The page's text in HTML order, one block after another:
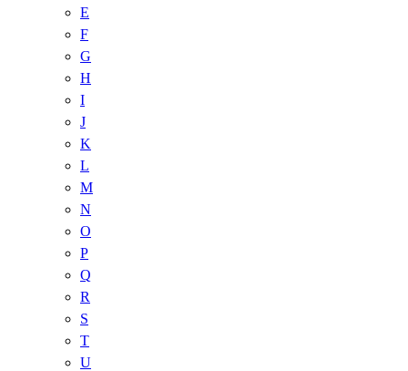
E
F
G
H
I
J
K
L
M
N
O
P
Q
R
S
T
U